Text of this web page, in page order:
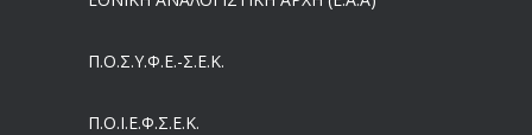
Π.Ο.Σ.Υ.Φ.Ε.-Σ.Ε.Κ.
Π.O.I.Ε.Φ.Σ.Ε.Κ.